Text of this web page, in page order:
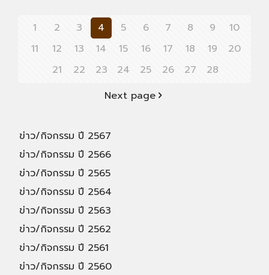
1 2 3 4 5 6 7 8 9
10
11
12 13 14 15 16 17 18 19
20
21
22 23 24 25 26 27
28
Next page
ข่าว/กิจกรรม ปี 2567
ข่าว/กิจกรรม ปี 2566
ข่าว/กิจกรรม ปี 2565
ข่าว/กิจกรรม ปี 2564
ข่าว/กิจกรรม ปี 2563
ข่าว/กิจกรรม ปี 2562
ข่าว/กิจกรรม ปี 2561
ข่าว/กิจกรรม ปี 2560